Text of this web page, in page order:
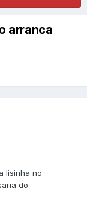
arranca
lisinha no
do